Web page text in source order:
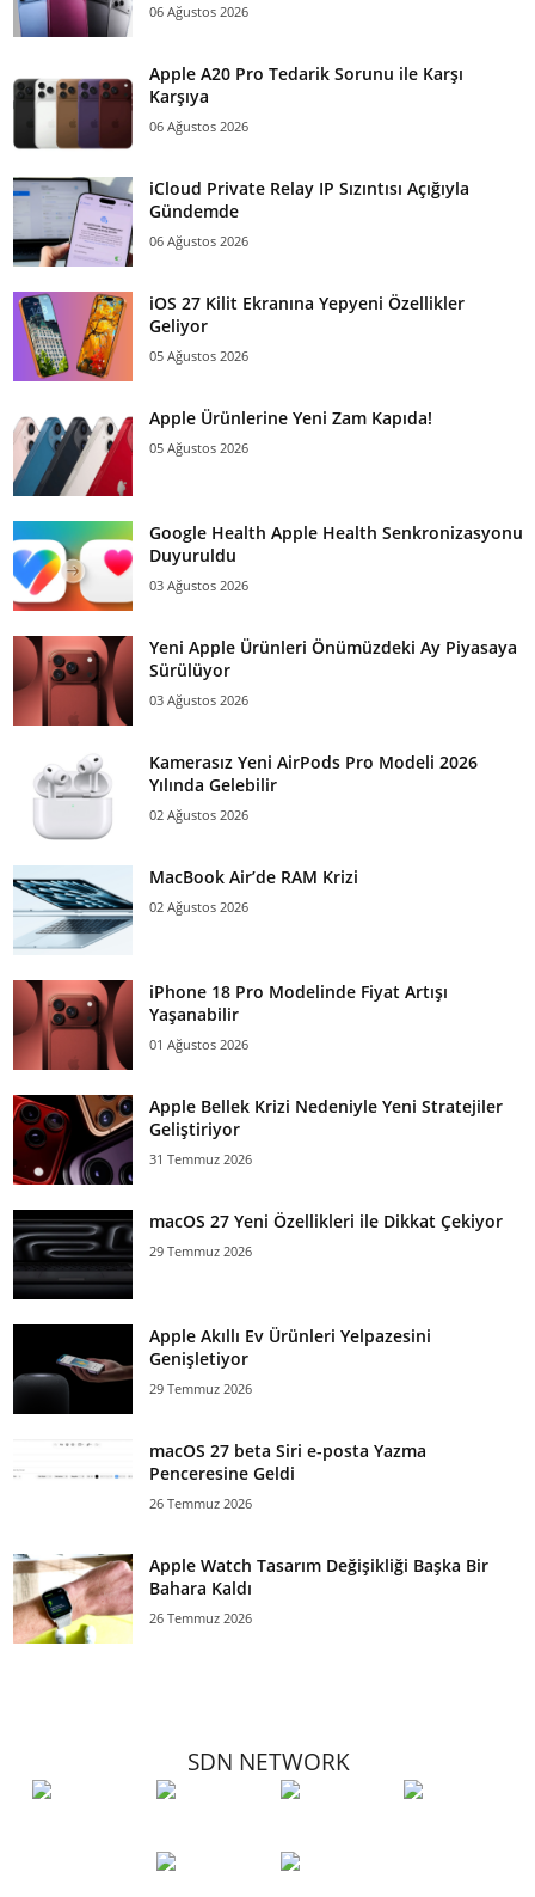
06 Ağustos 2026
Apple A20 Pro Tedarik Sorunu ile Karşı
Karşıya
06 Ağustos 2026
iCloud Private Relay IP Sızıntısı Açığıyla
Gündemde
06 Ağustos 2026
iOS 27 Kilit Ekranına Yepyeni Özellikler
Geliyor
05 Ağustos 2026
Apple Ürünlerine Yeni Zam Kapıda!
05 Ağustos 2026
Google Health Apple Health Senkronizasyonu
Duyuruldu
03 Ağustos 2026
Yeni Apple Ürünleri Önümüzdeki Ay Piyasaya
Sürülüyor
03 Ağustos 2026
Kamerasız Yeni AirPods Pro Modeli 2026
Yılında Gelebilir
02 Ağustos 2026
MacBook Air’de RAM Krizi
02 Ağustos 2026
iPhone 18 Pro Modelinde Fiyat Artışı
Yaşanabilir
01 Ağustos 2026
Apple Bellek Krizi Nedeniyle Yeni Stratejiler
Geliştiriyor
31 Temmuz 2026
macOS 27 Yeni Özellikleri ile Dikkat Çekiyor
29 Temmuz 2026
Apple Akıllı Ev Ürünleri Yelpazesini
Genişletiyor
29 Temmuz 2026
macOS 27 beta Siri e-posta Yazma
Penceresine Geldi
26 Temmuz 2026
Apple Watch Tasarım Değişikliği Başka Bir
Bahara Kaldı
26 Temmuz 2026
SDN NETWORK